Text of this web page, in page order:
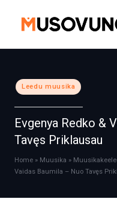
Posted
in
Leedu muusika
Evgenya Redko &
Tavęs Priklausau
Home » Muusika »
Vaidas Baumila – Nuo Tavęs